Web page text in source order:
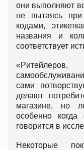
они выполняют
не пытаясь
кодами,
названия и
соответствует
сами
делают
магазине, но
особенно
говорится в
Некоторые